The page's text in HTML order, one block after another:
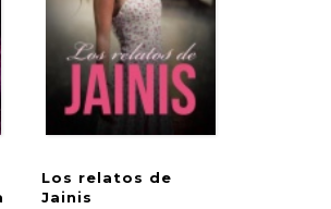
Los relatos de
Jainis